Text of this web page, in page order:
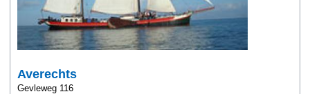
Averechts
Gevleweg 116